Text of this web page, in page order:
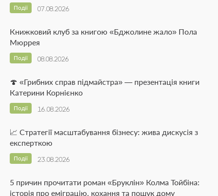
07.08.2026
Події
Книжковий клуб за книгою «Бджолине жало» Пола
Мюррея
08.08.2026
Події
🍄 «Грибних справ підмайстра» — презентація книги
Катерини Корнієнко
16.08.2026
Події
📈 Стратегії масштабування бізнесу: жива дискусія з
експерткою
23.08.2026
Події
5 причин прочитати роман «Бруклін» Колма Тойбіна:
історія про еміграцію, кохання та пошук дому